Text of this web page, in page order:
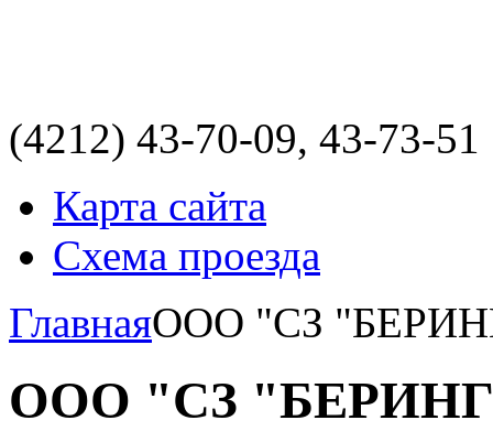
(4212) 43-70-09, 43-73-51
Карта сайта
Схема проезда
ГлавнаяООО "СЗ
ООО "СЗ